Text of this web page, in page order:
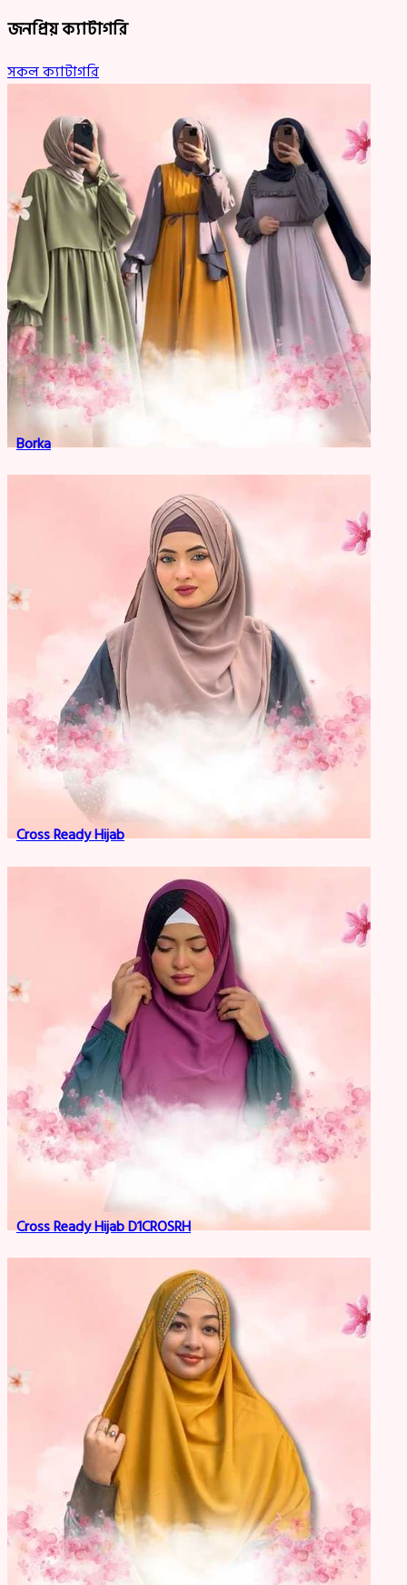
জনপ্রিয় ক্যাটাগরি
সকল ক্যাটাগরি
Borka
Cross Ready Hijab
Cross Ready Hijab D1CROSRH